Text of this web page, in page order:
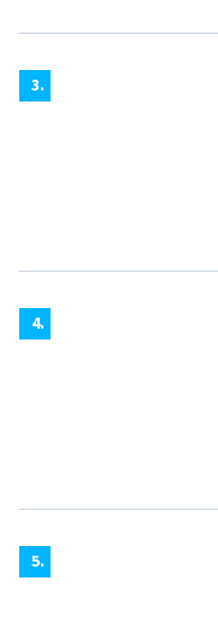
3.
4.
5.